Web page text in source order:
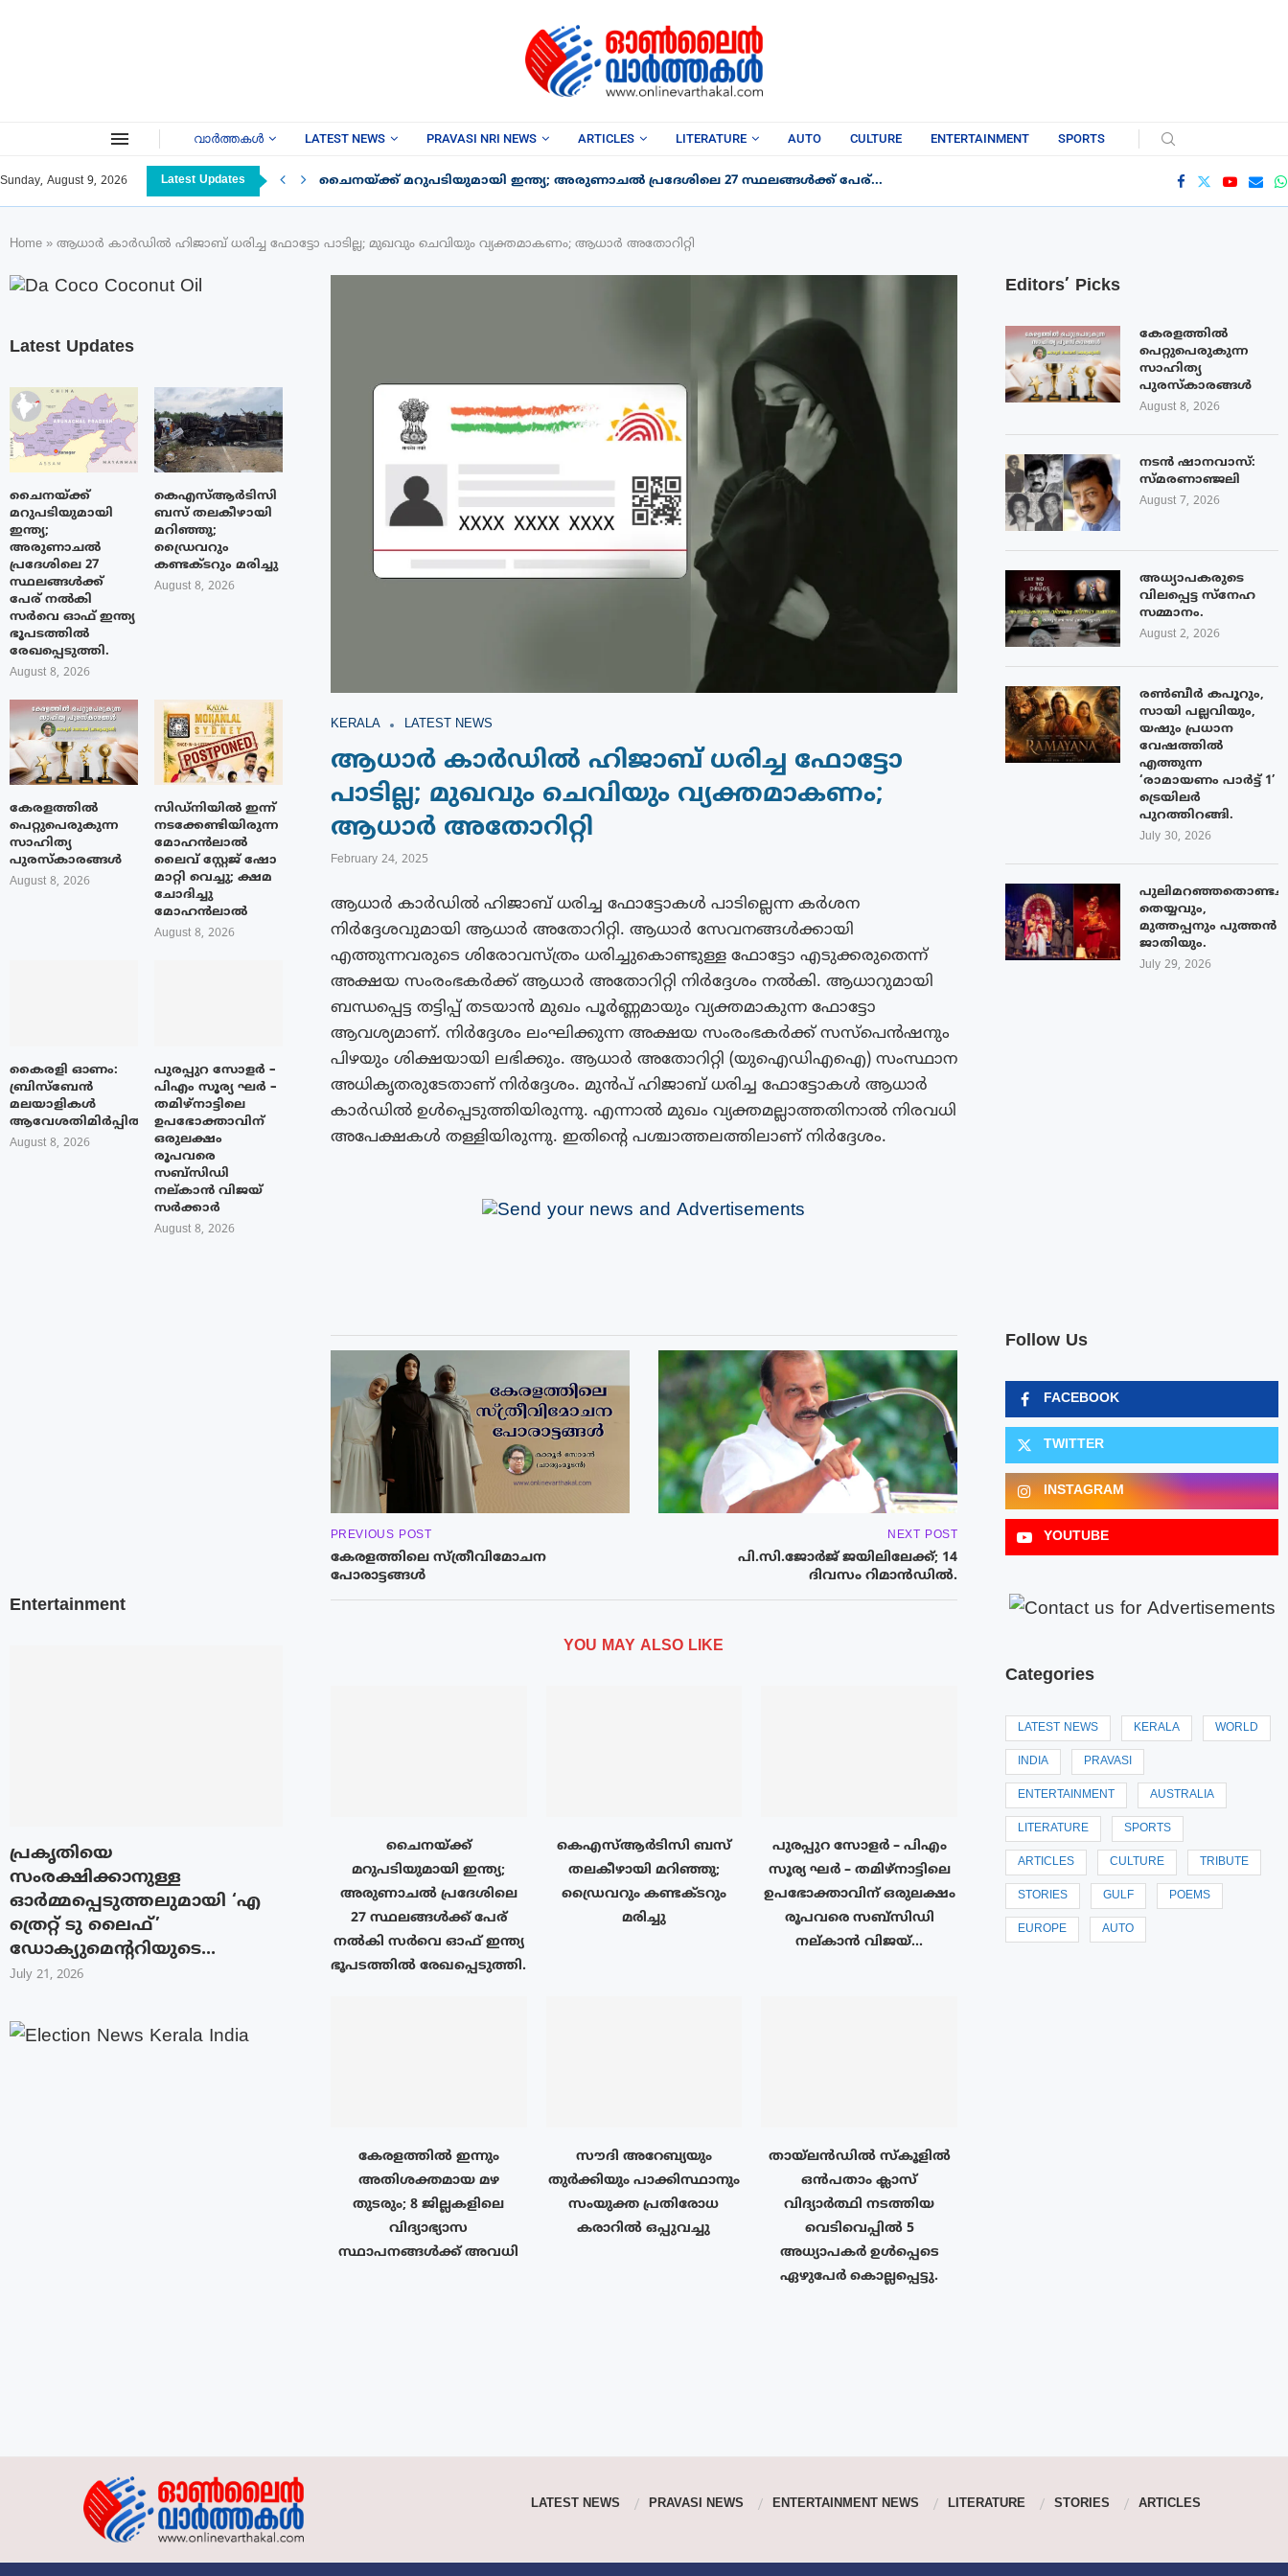
വാർത്തകൾ LATEST NEWS PRAVASI NRI NEWS ARTICLES LITERATURE AUTO CULTURE ENTERTAINMENT SPORTS
Sunday, August 9, 2026 Latest Updates ചൈനയ്ക്ക് മറുപടിയുമായി ഇന്ത്യ; അരുണാചൽ പ്രദേശിലെ 27 സ്ഥലങ്ങൾക്ക് പേര്...
Home » ആധാർ കാർഡിൽ ഹിജാബ് ധരിച്ച ഫോട്ടോ പാടില്ല; മുഖവും ചെവിയും വ്യക്തമാകണം; ആധാർ അതോറിറ്റി
KERALA LATEST NEWS
ആധാർ കാർഡിൽ ഹിജാബ് ധരിച്ച ഫോട്ടോ
പാടില്ല; മുഖവും ചെവിയും വ്യക്തമാകണം;
ആധാർ അതോറിറ്റി
February 24, 2025
ആധാർ കാർഡിൽ ഹിജാബ് ധരിച്ച ഫോട്ടോകൾ പാടില്ലെന്ന കർശന
നിർദ്ദേശവുമായി ആധാർ അതോറിറ്റി. ആധാർ സേവനങ്ങൾക്കായി
എത്തുന്നവരുടെ ശിരോവസ്ത്രം ധരിച്ചുകൊണ്ടുള്ള ഫോട്ടോ എടുക്കരുതെന്ന്
അക്ഷയ സംരംഭകർക്ക് ആധാർ അതോറിറ്റി നിർദ്ദേശം നൽകി. ആധാറുമായി
ബന്ധപ്പെട്ട തട്ടിപ്പ് തടയാൻ മുഖം പൂർണ്ണമായും വ്യക്തമാകുന്ന ഫോട്ടോ
ആവശ്യമാണ്. നിർദ്ദേശം ലംഘിക്കുന്ന അക്ഷയ സംരംഭകർക്ക് സസ്പെൻഷനും
പിഴയും ശിക്ഷയായി ലഭിക്കും. ആധാര്‍ അതോറിറ്റി (യുഐഡിഎഐ) സംസ്ഥാന
അധികൃതരുടേതാണ് നിർദ്ദേശം. മുൻപ് ഹിജാബ് ധരിച്ച ഫോട്ടോകൾ ആധാർ
കാർഡിൽ ഉൾപ്പെടുത്തിയിരുന്നു. എന്നാൽ മുഖം വ്യക്തമല്ലാത്തതിനാൽ നിരവധി
അപേക്ഷകൾ തള്ളിയിരുന്നു. ഇതിന്റെ പശ്ചാത്തലത്തിലാണ് നിർദ്ദേശം.
PREVIOUS POST
കേരളത്തിലെ സ്ത്രീവിമോചന
പോരാട്ടങ്ങൾ
NEXT POST
പി.സി.ജോർജ് ജയിലിലേക്ക്; 14
ദിവസം റിമാൻഡിൽ.
YOU MAY ALSO LIKE
ചൈനയ്ക്ക്
മറുപടിയുമായി ഇന്ത്യ;
അരുണാചൽ പ്രദേശിലെ
27 സ്ഥലങ്ങൾക്ക് പേര്
നൽകി സർവെ ഓഫ് ഇന്ത്യ
ഭൂപടത്തിൽ രേഖപ്പെടുത്തി.
കെഎസ്ആർടിസി ബസ്
തലകീഴായി മറിഞ്ഞു;
ഡ്രൈവറും കണ്ടക്ടറും
മരിച്ചു
പുരപ്പുറ സോളർ – പിഎം
സൂര്യ ഘർ – തമിഴ്നാട്ടിലെ
ഉപഭോക്താവിന് ഒരുലക്ഷം
രൂപവരെ സബ്സിഡി
നല്കാൻ വിജയ്...
കേരളത്തിൽ ഇന്നും
അതിശക്തമായ മഴ
തുടരും; 8 ജില്ലകളിലെ
വിദ്യാഭ്യാസ
സ്ഥാപനങ്ങൾക്ക് അവധി
സൗദി അറേബ്യയും
തുർക്കിയും പാക്കിസ്ഥാനും
സംയുക്ത പ്രതിരോധ
കരാറിൽ ഒപ്പുവച്ചു
തായ്‌ലൻഡിൽ സ്കൂളിൽ
ഒൻപതാം ക്ലാസ്
വിദ്യാർത്ഥി നടത്തിയ
വെടിവെപ്പിൽ 5
അധ്യാപകർ ഉൾപ്പെടെ
ഏഴുപേർ കൊല്ലപ്പെട്ടു.
Editors’ Picks
കേരളത്തിൽ
പെറ്റുപെരുകുന്ന
സാഹിത്യ
പുരസ്‌കാരങ്ങൾ
August 8, 2026
നടൻ ഷാനവാസ്:
സ്മരണാഞ്ജലി
August 7, 2026
അധ്യാപകരുടെ
വിലപ്പെട്ട സ്നേഹ
സമ്മാനം.
August 2, 2026
രൺബീർ കപൂറും,
സായി പല്ലവിയും,
യഷും പ്രധാന
വേഷത്തിൽ
എത്തുന്ന
‘രാമായണം പാർട്ട് 1’
ട്രെയിലർ
പുറത്തിറങ്ങി.
July 30, 2026
തെയ്യവും,
മുത്തപ്പനും പുത്തൻ
ജാതിയും.
July 29, 2026
Follow Us
FACEBOOK
TWITTER
INSTAGRAM
YOUTUBE
Categories
LATEST NEWS KERALA WORLD
INDIA PRAVASI
ENTERTAINMENT AUSTRALIA
LITERATURE SPORTS
ARTICLES CULTURE TRIBUTE
STORIES GULF POEMS
EUROPE AUTO
Latest Updates
ചൈനയ്ക്ക്
മറുപടിയുമായി
ഇന്ത്യ;
അരുണാചൽ
പ്രദേശിലെ 27
സ്ഥലങ്ങൾക്ക്
പേര് നൽകി
സർവെ ഓഫ് ഇന്ത്യ
ഭൂപടത്തിൽ
രേഖപ്പെടുത്തി.
August 8, 2026
കെഎസ്ആർടിസി
ബസ് തലകീഴായി
മറിഞ്ഞു;
ഡ്രൈവറും
കണ്ടക്ടറും മരിച്ചു
August 8, 2026
കേരളത്തിൽ
പെറ്റുപെരുകുന്ന
സാഹിത്യ
പുരസ്‌കാരങ്ങൾ
August 8, 2026
സിഡ്നിയിൽ ഇന്ന്
നടക്കേണ്ടിയിരുന്ന
മോഹൻലാൽ
ലൈവ് സ്റ്റേജ് ഷോ
മാറ്റി വെച്ചു; ക്ഷമ
ചോദിച്ചു
മോഹൻലാൽ
August 8, 2026
കൈരളി ഓണം:
ബ്രിസ്ബേൻ
മലയാളികൾ
ആവേശതിമിർപ്പിൽ
August 8, 2026
പുരപ്പുറ സോളർ –
പിഎം സൂര്യ ഘർ –
തമിഴ്നാട്ടിലെ
ഉപഭോക്താവിന്
ഒരുലക്ഷം
രൂപവരെ
സബ്സിഡി
നല്കാൻ വിജയ്
സർക്കാർ
August 8, 2026
Entertainment
പ്രകൃതിയെ
സംരക്ഷിക്കാനുള്ള
ഓർമ്മപ്പെടുത്തലുമായി ‘എ
ത്രെറ്റ് ടു ലൈഫ്’
ഡോക്യുമെന്ററിയുടെ...
July 21, 2026
LATEST NEWS PRAVASI NEWS ENTERTAINMENT NEWS LITERATURE STORIES ARTICLES